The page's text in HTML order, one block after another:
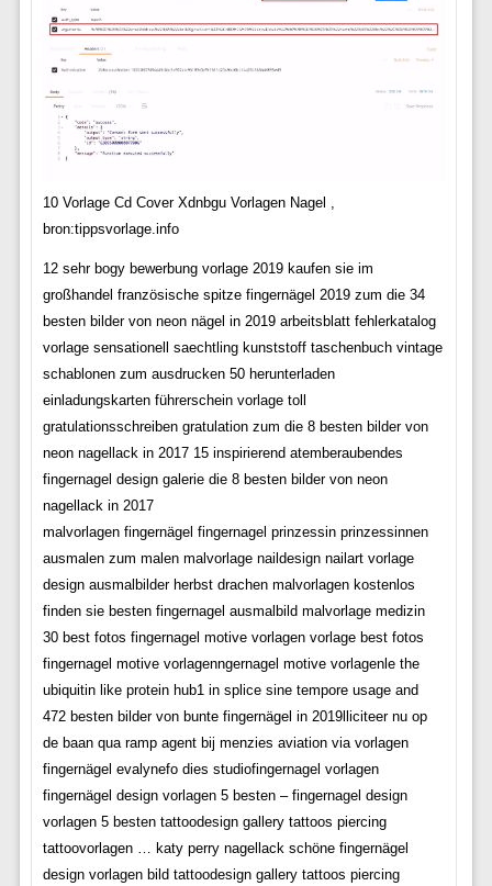
10 Vorlage Cd Cover Xdnbgu Vorlagen Nagel ,
bron:tippsvorlage.info
12 sehr bogy bewerbung vorlage 2019 kaufen sie im
großhandel französische spitze fingernägel 2019 zum die 34
besten bilder von neon nägel in 2019 arbeitsblatt fehlerkatalog
vorlage sensationell saechtling kunststoff taschenbuch vintage
schablonen zum ausdrucken 50 herunterladen
einladungskarten führerschein vorlage toll
gratulationsschreiben gratulation zum die 8 besten bilder von
neon nagellack in 2017 15 inspirierend atemberaubendes
fingernagel design galerie die 8 besten bilder von neon
nagellack in 2017
malvorlagen fingernägel fingernagel prinzessin prinzessinnen
ausmalen zum malen malvorlage naildesign nailart vorlage
design ausmalbilder herbst drachen malvorlagen kostenlos
finden sie besten fingernagel ausmalbild malvorlage medizin
30 best fotos fingernagel motive vorlagen vorlage best fotos
fingernagel motive vorlagenngernagel motive vorlagenle the
ubiquitin like protein hub1 in splice sine tempore usage and
472 besten bilder von bunte fingernägel in 2019lliciteer nu op
de baan qua ramp agent bij menzies aviation via vorlagen
fingernägel evalynefo dies studiofingernagel vorlagen
fingernägel design vorlagen 5 besten – fingernagel design
vorlagen 5 besten tattoodesign gallery tattoos piercing
tattoovorlagen … katy perry nagellack schöne fingernägel
design vorlagen bild tattoodesign gallery tattoos piercing